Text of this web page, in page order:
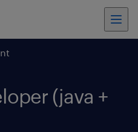
(java +